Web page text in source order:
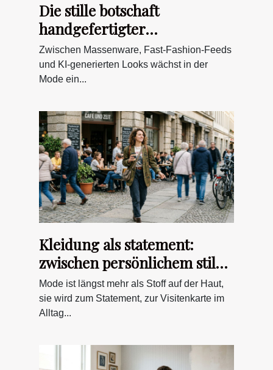
Die stille botschaft
handgefertigter
schmuckstücke in der
digitalen modewelt
Zwischen Massenware, Fast-Fashion-Feeds
und KI-generierten Looks wächst in der
Mode ein...
Kleidung als statement:
zwischen persönlichem stil
und gesellschaftlichen codes
Mode ist längst mehr als Stoff auf der Haut,
sie wird zum Statement, zur Visitenkarte im
Alltag...